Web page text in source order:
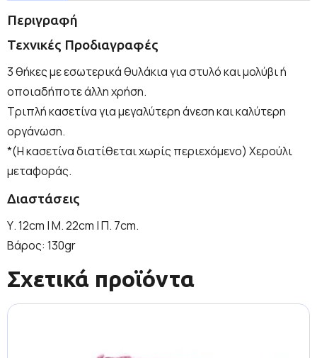
Περιγραφή
Τεχνικές Προδιαγραφές
3 θήκες με εσωτερικά θυλάκια για στυλό και μολύβι ή
οποιαδήποτε άλλη χρήση.
Τριπλή κασετίνα για μεγαλύτερη άνεση και καλύτερη
οργάνωση.
*(Η κασετίνα διατίθεται χωρίς περιεχόμενο) Χερούλι
μεταφοράς.
Διαστάσεις
Υ. 12cm | Μ. 22cm | Π. 7cm.
Βάρος: 130gr
Σχετικά προϊόντα